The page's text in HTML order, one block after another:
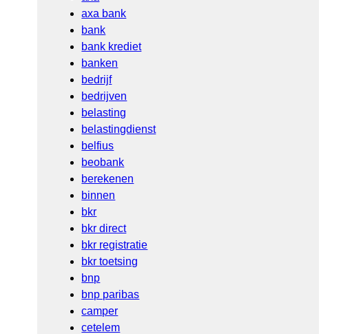
axa bank
bank
bank krediet
banken
bedrijf
bedrijven
belasting
belastingdienst
belfius
beobank
berekenen
binnen
bkr
bkr direct
bkr registratie
bkr toetsing
bnp
bnp paribas
camper
cetelem